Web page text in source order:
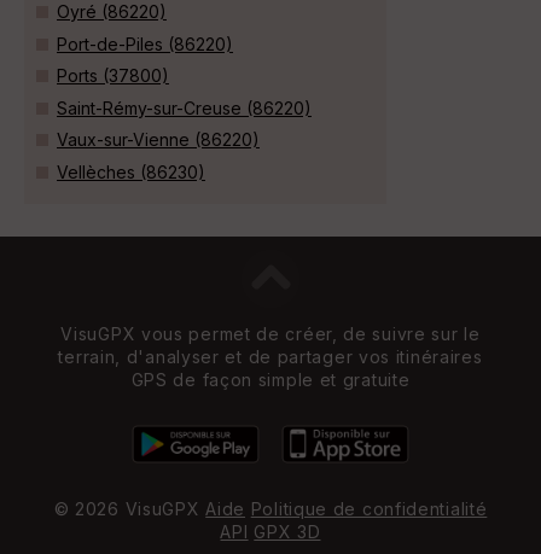
Oyré (86220)
Port-de-Piles (86220)
Ports (37800)
Saint-Rémy-sur-Creuse (86220)
Vaux-sur-Vienne (86220)
Vellèches (86230)
VisuGPX vous permet de créer, de suivre sur le
terrain, d'analyser et de partager vos itinéraires
GPS de façon simple et gratuite
© 2026 VisuGPX Aide Politique de confidentialité
API GPX 3D